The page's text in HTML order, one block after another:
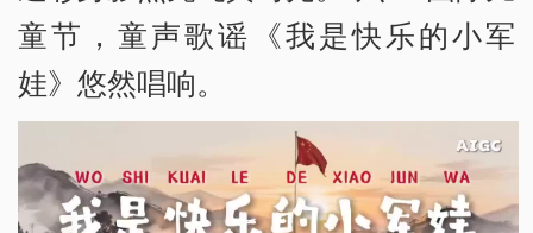
童节，童声歌谣《我是快乐的小军
娃》悠然唱响。